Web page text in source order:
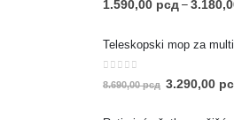
1.590,00 рсд –
Teleskopski mop za
8.690,00рсд 3.290,00